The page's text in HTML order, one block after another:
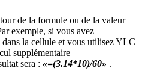
de la formule ou de la valeur
exemple, si vous avez
dans la cellule et vous utilisez YLC
supplémentaire
sera : «=(3.14*10)/60» .